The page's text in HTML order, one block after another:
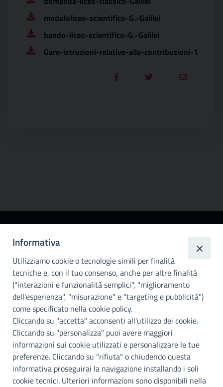
moduloliceo-scientifico-G.-Galilei
bando-liceo-scientifico-G.-Galilei
Gare-istruzioni-relative-alle-contribuzioni-1
metropolitana di
Palermo
Info e contatti
Città Metropoliitana di Palermo
Via Maqueda, 100 - 90134 - Palermo
Cod. Fisc. 80021470820
PEC: cm.pa@cert.cittametropolitana.pa.it
I nostri canali social
Accessibilità
Informativa
Utilizziamo cookie o tecnologie simili per finalità
tecniche e, con il tuo consenso, anche per altre finalità
("interazioni e funzionalità semplici", "miglioramento
dell'esperienza", "misurazione" e "targeting e pubblicità")
come specificato nella cookie policy.
Cliccando su "accetta" acconsenti all'utilizzo dei cookie.
Cliccando su "personalizza" puoi avere maggiori
informazioni sui cookie utilizzati e personalizzare le tue
preferenze. Cliccando su "rifiuta" o chiudendo questa
informativa proseguirai la navigazione installando i soli
cookie tecnici. Ulteriori informazioni sono disponibili nella